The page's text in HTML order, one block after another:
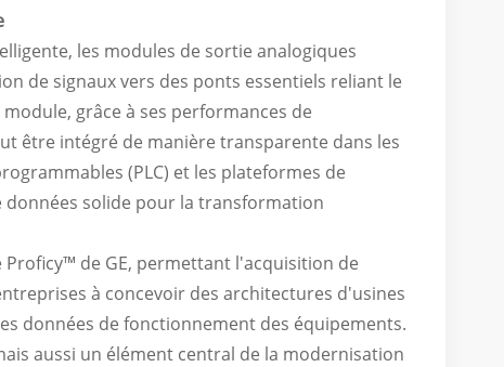
les modules de sortie analogiques
de signaux vers des ponts essentiels reliant le
module, grâce à ses performances de
être intégré de manière transparente dans les
(PLC) et les plateformes de
solide pour la transformation
de GE, permettant l'acquisition de
à concevoir des architectures d'usines
données de fonctionnement des équipements.
aussi un élément central de la modernisation